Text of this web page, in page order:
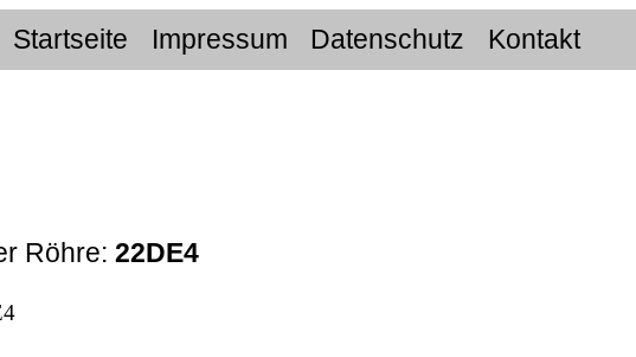
Startseite Impressum Datenschutz Kontakt
Röhre:22DE4